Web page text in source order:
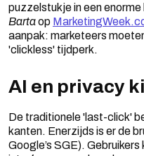
puzzelstukje in een
Bartaop
aanpak: marketeers
'clickless' tijdperk.
AI en privacy
De traditionele 'last-click'
kanten. Enerzijds is er de
Google’s SGE).